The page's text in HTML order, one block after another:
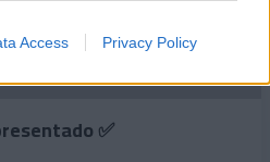
Access Privacy Policy
✅